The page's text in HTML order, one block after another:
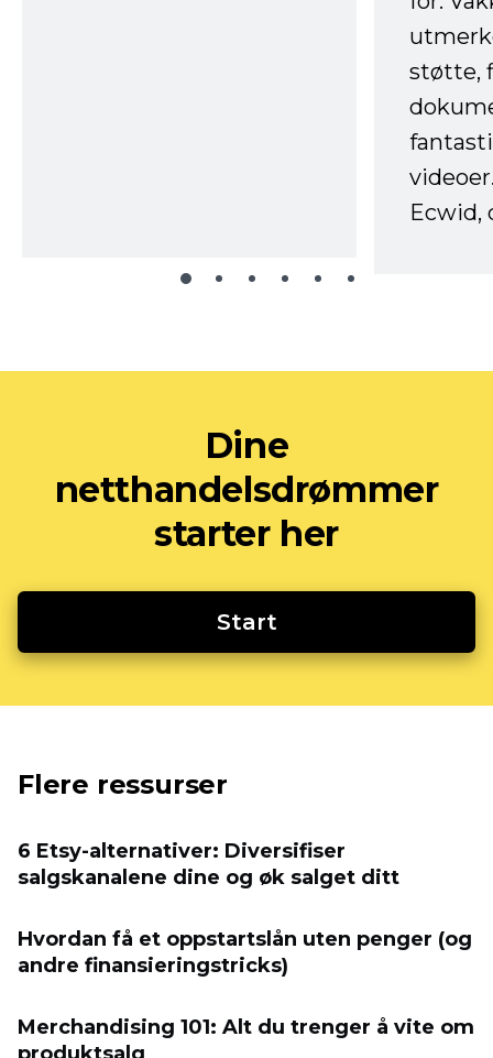
støtte,
Ecwid,
Dine
netthandelsdrømmer
starter her
Start
Flere ressurser
6 Etsy-alternativer: Diversifiser
salgskanalene dine og øk salget ditt
Hvordan få et oppstartslån uten penger (og
andre finansieringstricks)
Merchandising 101: Alt du trenger å vite om